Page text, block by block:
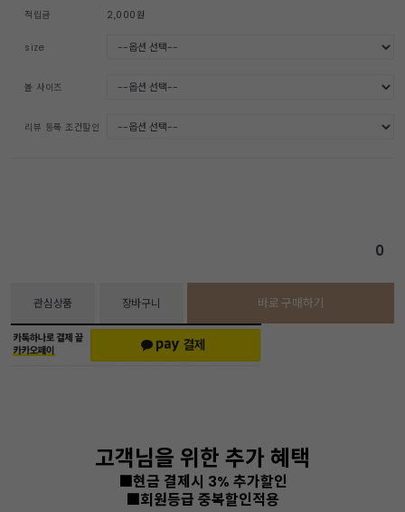
적립금
2,000원
size
볼 사이즈
리뷰 등록 조건할인
0
관심상품 장바구니 바로 구매하기
고객님을 위한 추가 혜택
■현금 결제시 3% 추가할인
■회원등급 중복할인적용